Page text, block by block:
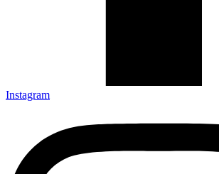
Instagram